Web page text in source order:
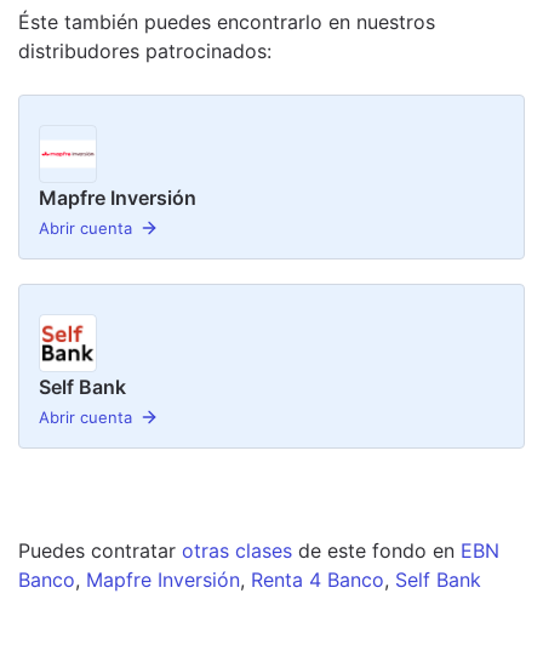
Éste también puedes encontrarlo en nuestros
distribudores patrocinados:
Mapfre Inversión
Abrir cuenta
Self Bank
Abrir cuenta
Puedes contratar otras clases de este fondo en EBN
Banco, Mapfre Inversión, Renta 4 Banco, Self Bank